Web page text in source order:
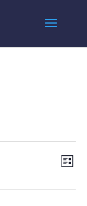
par
vues
Liste